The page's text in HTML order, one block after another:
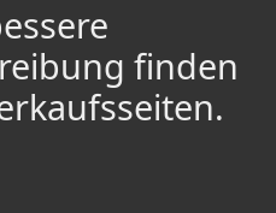
finden